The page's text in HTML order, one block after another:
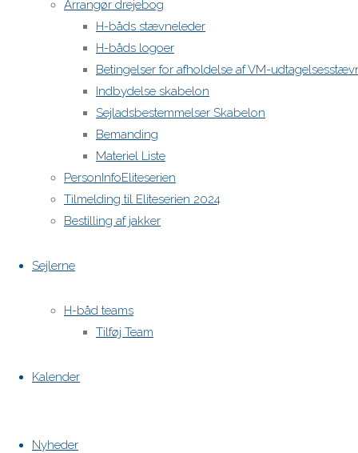
Arrangør drejebog
H-båds stævneleder
H-båds logoer
Betingelser for afholdelse af VM-
Indbydelse skabelon
Sejladsbestemmelser Skabelon
Bemanding
Materiel Liste
PersonInfoEliteserien
Tilmelding til Eliteserien 2024
Bestilling af jakker
Sejlerne
H-båd teams
Tilføj Team
Kalender
Nyheder